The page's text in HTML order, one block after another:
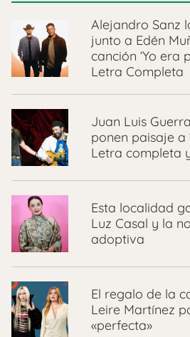
Alejandro Sanz
junto a Edén
canción ‘Yo era
Letra Completa
Juan Luis
ponen paisaje a
Letra completa
Esta localidad
Luz Casal y la
adoptiva
El regalo de la
Leire Martínez
«perfecta»